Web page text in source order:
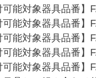
可能対象器具品番】
可能対象器具品番】
可能対象器具品番】
可能対象器具品番】
可能対象器具品番】